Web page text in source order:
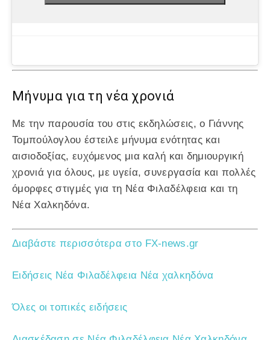
Μήνυμα για τη νέα χρονιά
Με την παρουσία του στις εκδηλώσεις, ο Γιάννης
Τομπούλογλου έστειλε μήνυμα ενότητας και
αισιοδοξίας, ευχόμενος μια καλή και δημιουργική
χρονιά για όλους, με υγεία, συνεργασία και πολλές
όμορφες στιγμές για τη Νέα Φιλαδέλφεια και τη
Νέα Χαλκηδόνα.
Διαβάστε περισσότερα στο FX-news.gr
Ειδήσεις Νέα Φιλαδέλφεια Νέα χαλκηδόνα
Όλες οι τοπικές ειδήσεις